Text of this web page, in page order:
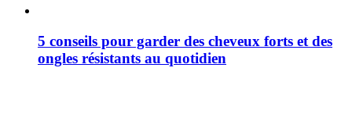
5 conseils pour garder des cheveux forts et des
ongles résistants au quotidien